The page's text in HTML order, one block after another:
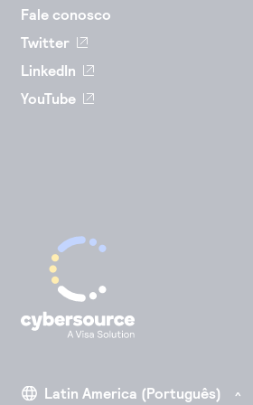
Fale conosco
Twitter
LinkedIn
YouTube